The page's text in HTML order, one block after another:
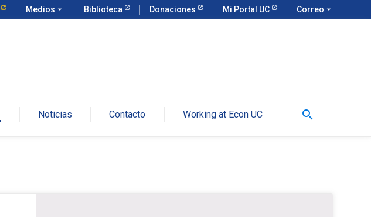
Medios arrow_drop_down Biblioteca Donaciones Mi Portal UC Correo arrow_drop_down
Noticias Contacto Working at Econ UC search